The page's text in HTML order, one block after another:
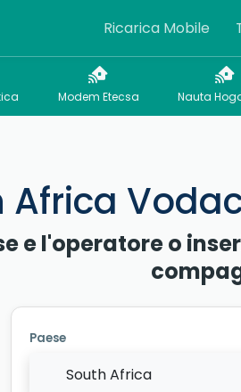
Ricarica Mobile
Modem Etecsa Nauta
Africa
e l'operatore o
Paese
South Africa